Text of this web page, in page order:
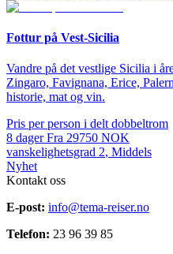
Fottur på Vest-Sicilia
Vandre på det vestlige Sicilia i
Zingaro, Favignana, Erice,
historie, mat og vin.
Pris per person i delt dobbeltrom
8 dager Fra 29750 NOK
vanskelighetsgrad 2, Middels
Nyhet
Kontakt oss
E-post: info@tema-reiser.no
Telefon: 23 96 39 85